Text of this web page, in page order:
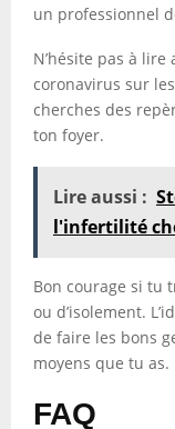
un professionnel
N’hésite pas à
coronavirus sur
cherches des
ton foyer.
Lire aussi :
l'infertilité
Bon courage si tu
ou d’isolement.
de faire les bons
moyens que tu as.
FAQ